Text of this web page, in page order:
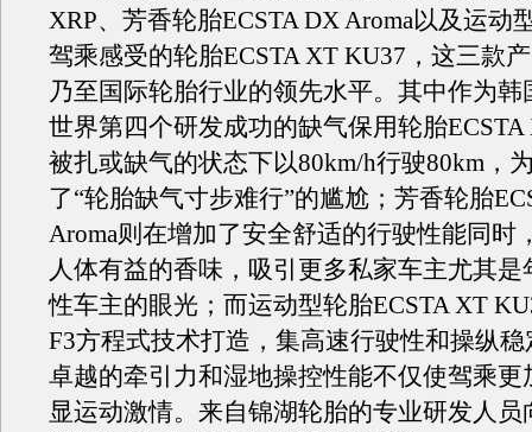
XRP、芳香轮胎ECSTA DX Aroma以及运动
驾乘感受的轮胎ECSTA XT KU37，这三款
乃至国际轮胎行业的领先水平。其中作为韩
世界第四个研发成功的缺气保用轮胎ECSTA
被扎或缺气的状态下以80km/h行驶80km，
了“轮胎缺气寸步难行”的尴尬；芳香轮胎
Aroma则在增加了安全舒适的行驶性能同时
人体有益的香味，吸引更多私家车主尤其是
性车主的眼光；而运动型轮胎ECSTA XT
F3方程式技术打造，集高速行驶性和操纵
卓越的牵引力和湿地操控性能不仅使驾乘更
显运动激情。来自锦湖轮胎的专业研发人员